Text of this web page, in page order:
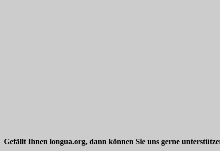
Gefällt Ihnen longua.org, dann können Sie uns gerne